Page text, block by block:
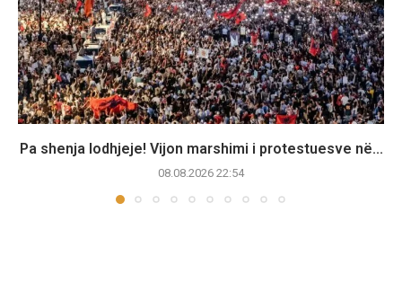
Pa shenja lodhjeje! Vijon marshimi i protestuesve në...
08.08.2026 22:54